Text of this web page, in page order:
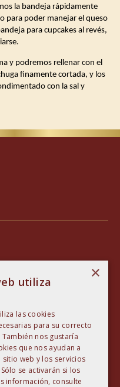
la bandeja rápidamente
para poder manejar el queso
para cupcakes al revés,
y podremos rellenar con el
finamente cortada, y los
con la sal y
×
utiliza
las cookies
para su correcto
nos gustaría
que nos ayudan a
web y los servicios
se activarán si los
información, consulte